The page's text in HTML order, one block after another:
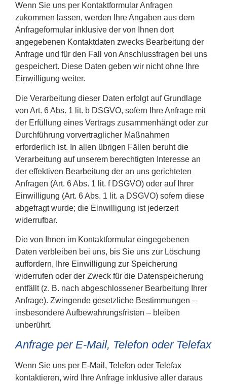
Wenn Sie uns per Kontaktformular Anfragen
zukommen lassen, werden Ihre Angaben aus dem
Anfrageformular inklusive der von Ihnen dort
angegebenen Kontaktdaten zwecks Bearbeitung der
Anfrage und für den Fall von Anschlussfragen bei uns
gespeichert. Diese Daten geben wir nicht ohne Ihre
Einwilligung weiter.
Die Verarbeitung dieser Daten erfolgt auf Grundlage
von Art. 6 Abs. 1 lit. b DSGVO, sofern Ihre Anfrage mit
der Erfüllung eines Vertrags zusammenhängt oder zur
Durchführung vorvertraglicher Maßnahmen
erforderlich ist. In allen übrigen Fällen beruht die
Verarbeitung auf unserem berechtigten Interesse an
der effektiven Bearbeitung der an uns gerichteten
Anfragen (Art. 6 Abs. 1 lit. f DSGVO) oder auf Ihrer
Einwilligung (Art. 6 Abs. 1 lit. a DSGVO) sofern diese
abgefragt wurde; die Einwilligung ist jederzeit
widerrufbar.
Die von Ihnen im Kontaktformular eingegebenen
Daten verbleiben bei uns, bis Sie uns zur Löschung
auffordern, Ihre Einwilligung zur Speicherung
widerrufen oder der Zweck für die Datenspeicherung
entfällt (z. B. nach abgeschlossener Bearbeitung Ihrer
Anfrage). Zwingende gesetzliche Bestimmungen –
insbesondere Aufbewahrungsfristen – bleiben
unberührt.
Anfrage per E-Mail, Telefon oder Telefax
Wenn Sie uns per E-Mail, Telefon oder Telefax
kontaktieren, wird Ihre Anfrage inklusive aller daraus